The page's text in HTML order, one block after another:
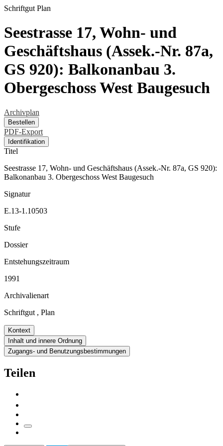
Schriftgut Plan
Seestrasse 17, Wohn- und
Geschäftshaus (Assek.-Nr. 87a,
GS 920): Balkonanbau 3.
Obergeschoss West Baugesuch
Archivplan
Bestellen
PDF-Export
Identifikation
Titel
Seestrasse 17, Wohn- und Geschäftshaus (Assek.-Nr. 87a, GS 920):
Balkonanbau 3. Obergeschoss West Baugesuch
Signatur
E.13-1.10503
Stufe
Dossier
Entstehungszeitraum
1991
Archivalienart
Schriftgut , Plan
Kontext
Inhalt und innere Ordnung
Zugangs- und Benutzungsbestimmungen
Teilen